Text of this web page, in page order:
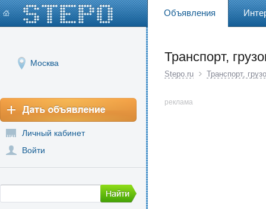
Объявления
Москва
Личный кабинет
Войти
Транспорт,
Stepo.ru Транспорт,
реклама